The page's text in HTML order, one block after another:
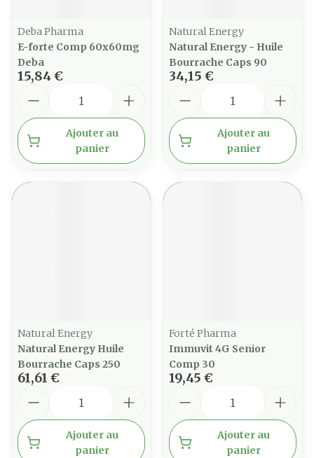
Deba Pharma
E-forte Comp 60x60mg
Deba
15,84 €
Ajouter au
panier
Natural Energy
Natural Energy - Huile
Bourrache Caps 90
34,15 €
Ajouter au
panier
Natural Energy
Natural Energy Huile
Bourrache Caps 250
61,61 €
Ajouter au
panier
Forté Pharma
Immuvit 4G Senior
Comp 30
19,45 €
Ajouter au
panier